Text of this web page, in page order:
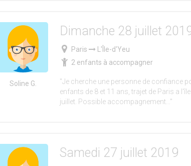
Soline G.
Dimanche 28 juillet
Paris
L'Île-d'Yeu
2 enfants à accompagner
"Je cherche une personne de confiance
enfants de 8 et 11 ans, trajet de Paris a
juillet. Possible accompagnement..."
Samedi 27 juillet 2019